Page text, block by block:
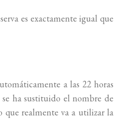
es exactamente igual que
a las 22 horas
ha sustituido el nombre de
que realmente va a utilizar la